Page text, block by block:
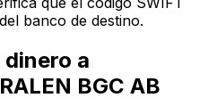
banco de destino.
dinero a
BGC AB